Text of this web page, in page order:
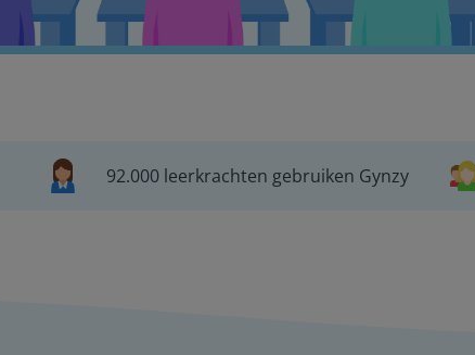
92.000 leerkrachten gebruiken Gynzy